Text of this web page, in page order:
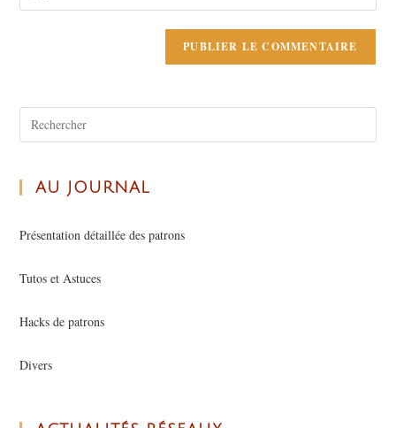
AU JOURNAL
Présentation détaillée des patrons
Tutos et Astuces
Hacks de patrons
Divers